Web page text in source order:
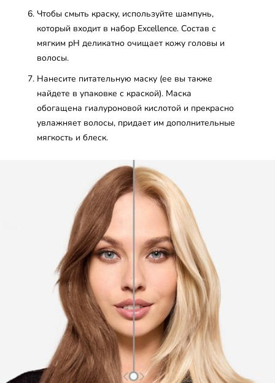
Чтобы смыть краску, используйте шампунь,
который входит в набор Excellence. Состав с
мягким pH деликатно очищает кожу головы и
волосы.
Нанесите питательную маску (ее вы также
найдете в упаковке с краской). Маска
обогащена гиалуроновой кислотой и прекрасно
увлажняет волосы, придает им дополнительные
мягкость и блеск.